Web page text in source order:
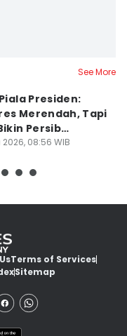
See More
Presiden:
Merendah, Tapi
Persib
08:56 WIB
Terms of Services
Sitemap